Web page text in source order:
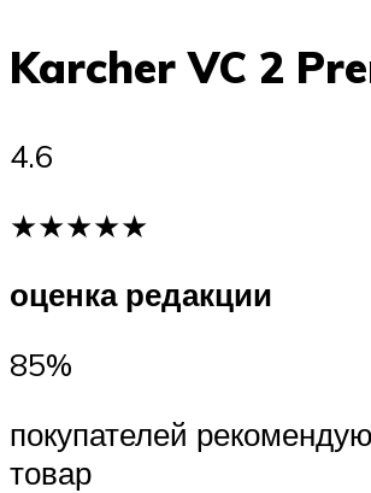
Karcher VC 2
4.6
★★★★★
оценка редакции
85%
покупателей
товар